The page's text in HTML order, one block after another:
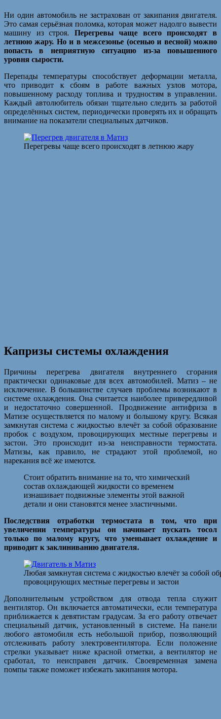
Ни один автомобиль не застрахован от закипания двигателя.
Это самая серьёзная поломка, которая может надолго вывести
машину из строя. Перегревы чаще всего происходят в
летнюю жару. Но и в межсезонье (осенью и весной) можно
попасть в неприятную ситуацию из-за повышенного
уровня сырости.
Перепады температуры способствует деформации металла,
что приводит к сбоям в работе важных узлов мотора,
повышенному расходу топлива и трудностям в управлении.
Каждый автолюбитель обязан тщательно следить за работой
определённых систем, периодически проверять их и обращать
внимание на показатели специальных датчиков.
Перегревы чаще всего происходят в летнюю жару
Капризы системы охлаждения
Причины перегрева двигателя внутреннего сгорания
практически одинаковые для всех автомобилей. Матиз – не
исключение. В большинстве случаев проблемы возникают в
системе охлаждения. Она считается наиболее привередливой
и недостаточно совершенной. Продвижение антифриза в
Матизе осуществляется по малому и большому кругу. Всякая
замкнутая система с жидкостью влечёт за собой образование
пробок с воздухом, провоцирующих местные перегревы и
застои. Это происходит из-за неисправности термостата.
Матизы, как правило, не страдают этой проблемой, но
нарекания всё же имеются.
Стоит обратить внимание на то, что химический
состав охлаждающей жидкости со временем
изнашивает подвижные элементы этой важной
детали и они становятся менее эластичными.
Последствия отработки термостата в том, что при
увеличении температуры он начинает пускать тосол
только по малому кругу, что уменьшает охлаждение и
приводит к заклиниванию двигателя.
Любая замкнутая система с жидкостью влечёт за собой
провоцирующих местные перегревы и застои
Дополнительным устройством для отвода тепла служит
вентилятор. Он включается автоматически, если температура
приближается к девятистам градусам. За его работу отвечает
специальный датчик, установленный в системе. На панели
любого автомобиля есть небольшой прибор, позволяющий
отслеживать работу электровентилятора. Если положение
стрелки указывает ниже красной отметки, а вентилятор не
сработал, то неисправен датчик. Своевременная замена
помпы также поможет избежать закипания мотора.